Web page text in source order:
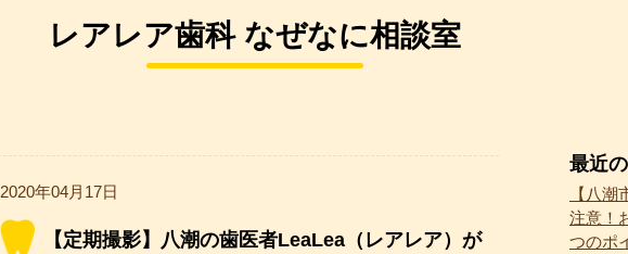
レアレア歯科 なぜなに相談室
2020年04月17日
【定期撮影】八潮の歯医者LeaLea（レアレア）が
最近
【八
注意！
つのポ